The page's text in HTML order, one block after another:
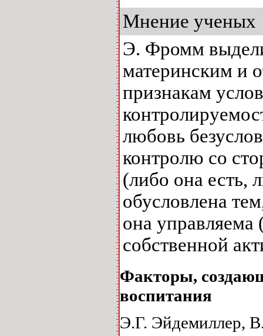
Мнение ученых
Э. Фромм
материнским и
признакам
любовь
контролю со
(либо она есть,
обусловлена
она управляема
собственной
Факторы,
воспитания
Э.Г. Эйдемиллер,